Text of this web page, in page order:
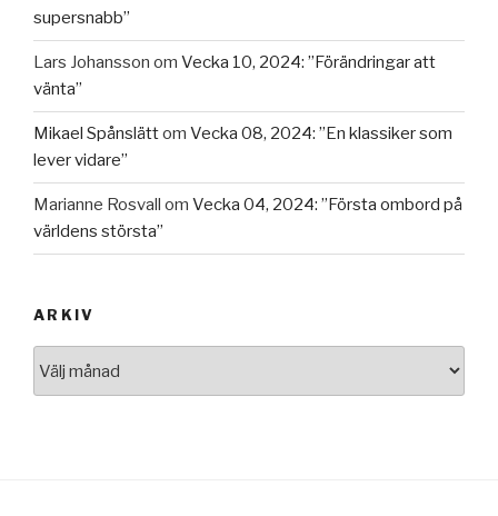
supersnabb”
Lars Johansson om Vecka 10, 2024: ”Förändringar att
vänta”
Mikael Spånslättom Vecka 08, 2024: ”En klassiker som
lever vidare”
Marianne Rosvall om Vecka 04, 2024: ”Första ombord på
världens största”
ARKIV